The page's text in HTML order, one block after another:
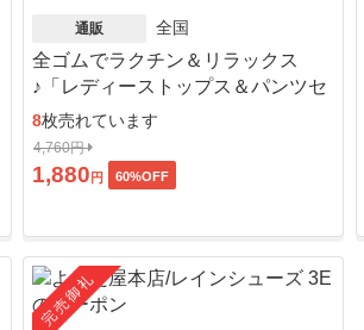
通販 全国
全ゴムでラクチン＆リラックス
♪「レディーストップス＆パンツセ
ット」
8枚売れています
4,760円
1,880 円 60%OFF
完売御礼